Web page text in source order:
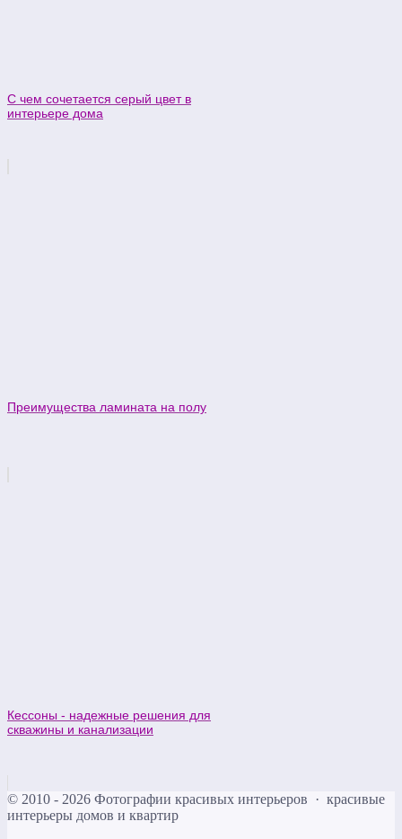
С чем сочетается серый цвет в
интерьере дома
Преимущества ламината на полу
Кессоны - надежные решения для
скважины и канализации
© 2010 - 2026 Фотографии красивых интерьеров · красивые
интерьеры домов и квартир